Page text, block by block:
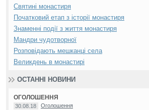
Святині монастиря
Початковий етап з історії монастиря
Знаменні події з життя монастиря
Мандри чудотворної
Розповідають мешканці села
Великдень в монастирі
ОСТАННІ НОВИНИ
ОГОЛОШЕННЯ
30.08.18
Оголошення